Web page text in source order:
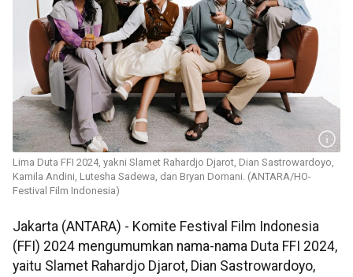
Lima Duta FFI 2024, yakni Slamet Rahardjo Djarot, Dian Sastrowardoyo,
Kamila Andini, Lutesha Sadewa, dan Bryan Domani. (ANTARA/HO-
Festival Film Indonesia)
Jakarta (ANTARA) - Komite Festival Film Indonesia
(FFI) 2024 mengumumkan nama-nama Duta FFI 2024,
yaitu Slamet Rahardjo Djarot, Dian Sastrowardoyo,